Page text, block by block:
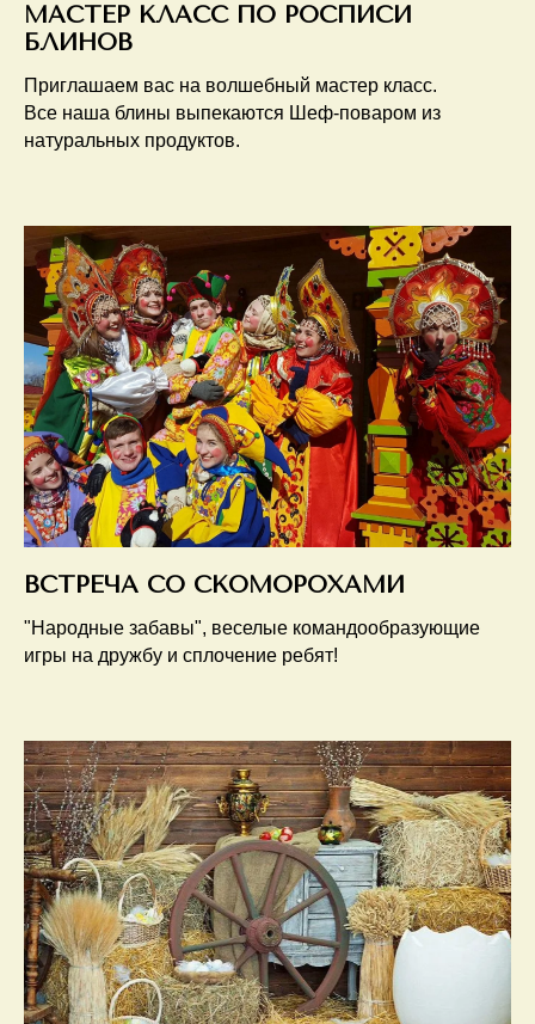
МАСТЕР КЛАСС ПО РОСПИСИ
БЛИНОВ
Приглашаем вас на волшебный мастер класс.
Все наша блины выпекаются Шеф-поваром из
натуральных продуктов.
ВСТРЕЧА СО СКОМОРОХАМИ
"Народные забавы", веселые командообразующие
игры на дружбу и сплочение ребят!